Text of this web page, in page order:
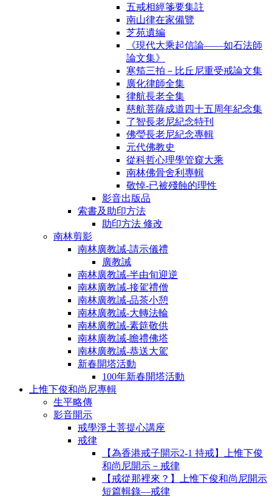
五戒相經箋要集註
南山律在家備覽
芝苑遺編
《現代大乘起信論――如石法師
論文集》
寒笳三拍－比丘尼重受戒論文集
廣化律師全集
律航長老全集
慈航菩薩成道四十五周年紀念集
了智長老尼紀念特刊
佛瑩長老尼紀念專輯
元代佛教史
從科哲心理學管窺大乘
南林佛骨舍利專輯
敬悼-已被殘蝕的理性
影音出版品
索書及助印方法
助印方法 修改
南林剪影
南林廣教誡-請示儀禮
廣教誡
南林廣教誡-半由旬迎逆
南林廣教誡-接駕禮僧
南林廣教誡-品茶小憩
南林廣教誡-大轉法輪
南林廣教誡-素筵敬供
南林廣教誡-瞻禮佛塔
南林廣教誡-恭送大駕
新春開塔活動
100年新春開塔活動
上惟下俊和尚尼專輯
生平略傳
影音開示
戒學淨土菩提心講座
戒律
【為香港戒子開示2-1 持戒】上惟下俊
和尚尼開示－戒律
【戒從那裡來？】上惟下俊和尚尼開示
短篇輯錄—戒律